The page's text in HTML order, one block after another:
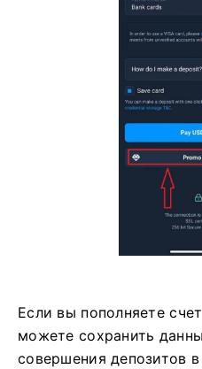
Если вы пополняете
можете сохранить
совершения депозитов